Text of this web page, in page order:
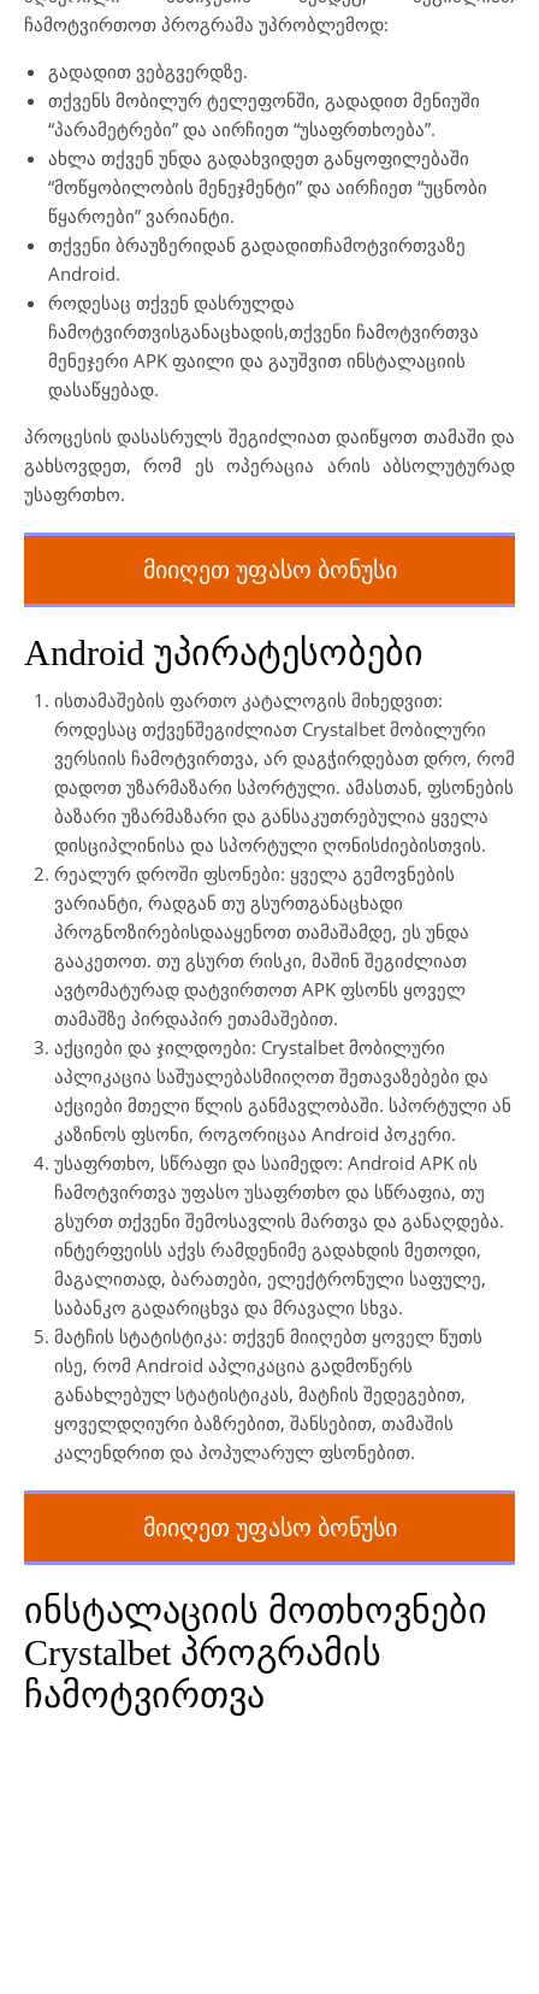
ჩამოტვირთოთ პროგრამა უპრობლემოდ:
გადადით ვებგვერდზე.
თქვენს მობილურ ტელეფონში, გადადით მენიუში
“პარამეტრები” და აირჩიეთ “უსაფრთხოება”.
ახლა თქვენ უნდა გადახვიდეთ განყოფილებაში
“მოწყობილობის მენეჯმენტი” და აირჩიეთ “უცნობი
წყაროები” ვარიანტი.
თქვენი ბრაუზერიდან გადადითჩამოტვირთვაზე
Android.
როდესაც თქვენ დასრულდა
ჩამოტვირთვისგანაცხადის,თქვენი ჩამოტვირთვა
მენეჯერი APK ფაილი და გაუშვით ინსტალაციის
დასაწყებად.
პროცესის დასასრულს შეგიძლიათ დაიწყოთ თამაში და
გახსოვდეთ, რომ ეს ოპერაცია არის აბსოლუტურად
უსაფრთხო.
მიიღეთ უფასო ბონუსი
Android უპირატესობები
ისთამაშების ფართო კატალოგის მიხედვით:
როდესაც თქვენშეგიძლიათ Crystalbet მობილური
ვერსიის ჩამოტვირთვა, არ დაგჭირდებათ დრო, რომ
დადოთ უზარმაზარი სპორტული. ამასთან, ფსონების
ბაზარი უზარმაზარი და განსაკუთრებულია ყველა
დისციპლინისა და სპორტული ღონისძიებისთვის.
რეალურ დროში ფსონები: ყველა გემოვნების
ვარიანტი, რადგან თუ გსურთგანაცხადი
პროგნოზირებისდააყენოთ თამაშამდე, ეს უნდა
გააკეთოთ. თუ გსურთ რისკი, მაშინ შეგიძლიათ
ავტომატურად დატვირთოთ APK ფსონს ყოველ
თამაშზე პირდაპირ ეთამაშებით.
აქციები და ჯილდოები: Crystalbet მობილური
აპლიკაცია საშუალებასმიიღოთ შეთავაზებები და
აქციები მთელი წლის განმავლობაში. სპორტული ან
კაზინოს ფსონი, როგორიცაა Android პოკერი.
უსაფრთხო, სწრაფი და საიმედო: Android APK ის
ჩამოტვირთვა უფასო უსაფრთხო და სწრაფია, თუ
გსურთ თქვენი შემოსავლის მართვა და განაღდება.
ინტერფეისს აქვს რამდენიმე გადახდის მეთოდი,
მაგალითად, ბარათები, ელექტრონული საფულე,
საბანკო გადარიცხვა და მრავალი სხვა.
მატჩის სტატისტიკა: თქვენ მიიღებთ ყოველ წუთს
ისე, რომ Android აპლიკაცია გადმოწერს
განახლებულ სტატისტიკას, მატჩის შედეგებით,
ყოველდღიური ბაზრებით, შანსებით, თამაშის
კალენდრით და პოპულარულ ფსონებით.
მიიღეთ უფასო ბონუსი
ინსტალაციის მოთხოვნები
Crystalbet პროგრამის
ჩამოტვირთვა